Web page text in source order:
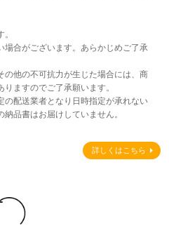
合がございます。あらかじめご了承
他の不可抗力が生じた場合には、商
ますのでご了承願います。
配送業者となり日時指定が承れない
品書はお届けしていません。
詳しくはこちら